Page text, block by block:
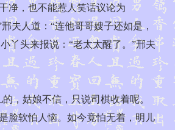
净，也不能惹人笑话议论为
夫人道：“连他哥哥嫂子还如是，
丫头来报说：“老太太醒了。”邢夫
，姑娘不信，只说司棋收着呢。
脸软怕人恼。如今竟怕无着，明儿